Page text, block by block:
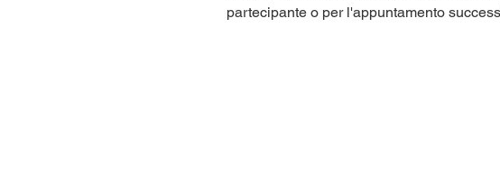
partecipante o per l'appuntamento